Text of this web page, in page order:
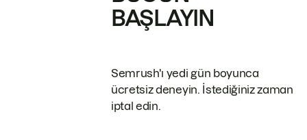
BAŞLAYIN
Semrush'ı yedi gün boyunca
ücretsiz deneyin. İstediğiniz zaman
iptal edin.